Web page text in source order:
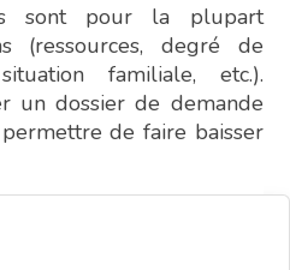
sont pour la plupart
(ressources, degré de
familiale, etc.).
un dossier de demande
de faire baisser